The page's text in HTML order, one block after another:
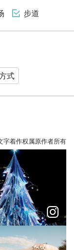
步道
式
字着作权属原作者所有
／
氛圍的聖誕森林！